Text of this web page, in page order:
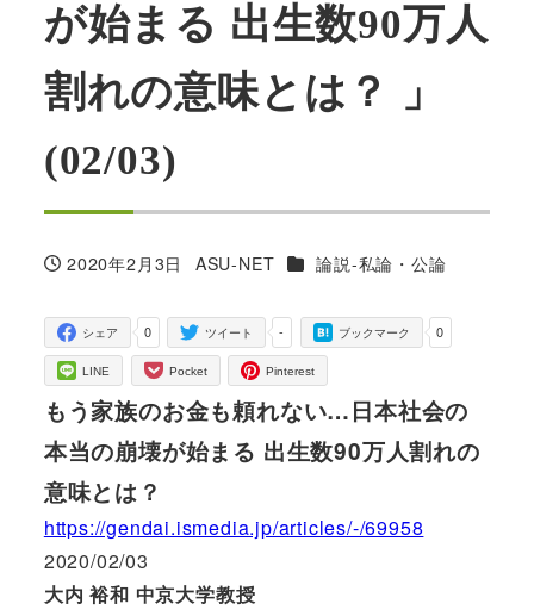
が始まる 出生数90万人
割れの意味とは？ 」
(02/03)
投稿日
2020年2月3日
著
ASU-NET カテゴリー
論説-私論・公論
0
シェア -
ツイート 0
ブックマーク
LINE Pocket Pinterest
もう家族のお金も頼れない…日本社会の
本当の崩壊が始まる 出生数90万人割れの
意味とは？
https://gendai.ismedia.jp/articles/-/69958
2020/02/03
大内 裕和 中京大学教授